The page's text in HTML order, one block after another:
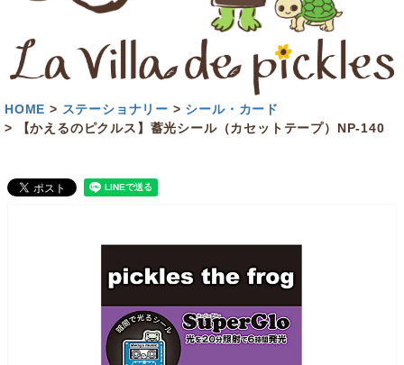
HOME ステーショナリー
シール・カード
【かえるのピクルス】蓄光シール（カセットテープ）NP-140